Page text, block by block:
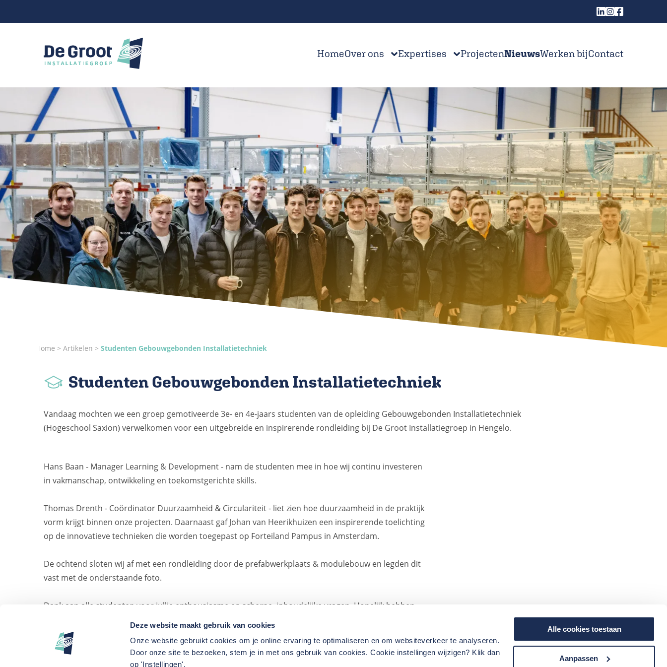
Deze website maakt gebruik van cookies
Onze website gebruikt cookies om je online ervaring te optimaliseren en om websiteverkeer te analyseren.
Door onze site te bezoeken, stem je in met ons gebruik van cookies. Cookie instellingen wijzigen? Klik dan
op 'Instellingen'.
Alle cookies toestaan
Aanpassen
HomeOver ons Expertises ProjectenNieuwsWerken bijContact
Home Artikelen Studenten Gebouwgebonden Installatietechniek
Studenten Gebouwgebonden Installatietechniek
Vandaag mochten we een groep gemotiveerde 3e- en 4e-jaars studenten van de opleiding Gebouwgebonden Installatietechniek
(Hogeschool Saxion) verwelkomen voor een uitgebreide en inspirerende rondleiding bij De Groot Installatiegroep in Hengelo.
Hans Baan - Manager Learning & Development - nam de studenten mee in hoe wij continu investeren
in vakmanschap, ontwikkeling en toekomstgerichte skills.
Thomas Drenth - Coördinator Duurzaamheid & Circulariteit - liet zien hoe duurzaamheid in de praktijk
vorm krijgt binnen onze projecten. Daarnaast gaf Johan van Heerikhuizen een inspirerende toelichting
op de innovatieve technieken die worden toegepast op Forteiland Pampus in Amsterdam.
De ochtend sloten wij af met een rondleiding door de prefabwerkplaats & modulebouw en legden dit
vast met de onderstaande foto.
Dank aan alle studenten voor jullie enthousiasme en scherpe, inhoudelijke vragen. Hopelijk hebben